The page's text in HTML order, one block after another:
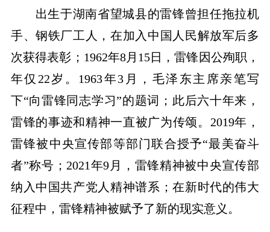
出生于湖南省望城县的雷锋曾担任拖拉机
手、钢铁厂工人，在加入中国人民解放军后多
次获得表彰；1962年8月15日，雷锋因公殉职，
年仅22岁。1963年3月，毛泽东主席亲笔写
下“向雷锋同志学习”的题词；此后六十年来，
雷锋的事迹和精神一直被广为传颂。2019年，
雷锋被中央宣传部等部门联合授予“最美奋斗
者”称号；2021年9月，雷锋精神被中央宣传部
纳入中国共产党人精神谱系；在新时代的伟大
征程中，雷锋精神被赋予了新的现实意义。